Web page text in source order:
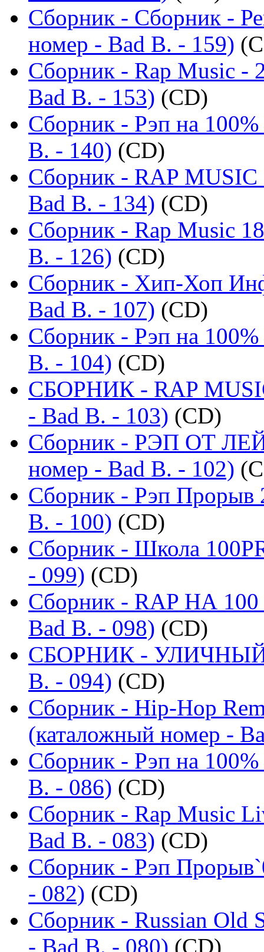
Сборник - Сборник -
номер - Bad B. - 159)
Сборник - Rap Music -
Bad B. - 153) (CD)
Сборник - Рэп на
B. - 140) (CD)
Сборник - RAP
Bad B. - 134) (CD)
Сборник - Rap Music
B. - 126) (CD)
Сборник - Хип-Хоп
Bad B. - 107) (CD)
Сборник - Рэп на
B. - 104) (CD)
СБОРНИК - RAP
- Bad B. - 103) (CD)
Сборник - РЭП ОТ
номер - Bad B. - 102)
Сборник - Рэп Прорыв
B. - 100) (CD)
Сборник - Школа
- 099) (CD)
Сборник - RAP НА 100
Bad B. - 098) (CD)
СБОРНИК - УЛИЧНЫЙ
B. - 094) (CD)
Сборник - Hip-Hop
(каталожный номер -
Сборник - Рэп на
B. - 086) (CD)
Сборник - Rap Music
Bad B. - 083) (CD)
Сборник - Рэп
- 082) (CD)
Сборник - Russian Old
- Bad B. - 080) (CD)